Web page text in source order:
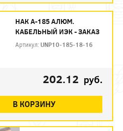
НАК А-185 АЛЮМ.
КАБЕЛЬНЫЙ ИЭК - ЗАКАЗ
Артикул: UNP10-185-18-16
202.12 руб.
В КОРЗИНУ